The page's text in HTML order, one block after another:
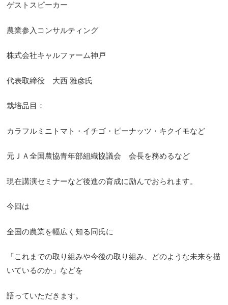
ゲストスピーカー
農業参入コンサルティング
株式会社キャルファーム神戸
代表取締役 大西 雅彦氏
栽培品目：
カラフルミニトマト・イチゴ・ピーナッツ・キクイモなど
元ＪＡ全国農協青年部組織協議会 会長を務めるなど
現在講演セミナーなど後進の育成に励んでおられます。
今回は
全国の農業を幅広く知る同氏に
「これまでの取り組みや今後の取り組み、どのような未来を描
いているのか」などを
語っていただきます。